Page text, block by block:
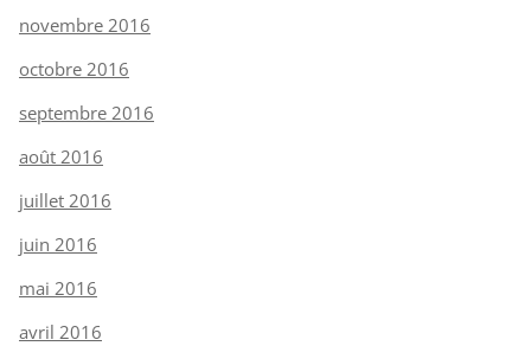
novembre 2016
octobre 2016
septembre 2016
août 2016
juillet 2016
juin 2016
mai 2016
avril 2016